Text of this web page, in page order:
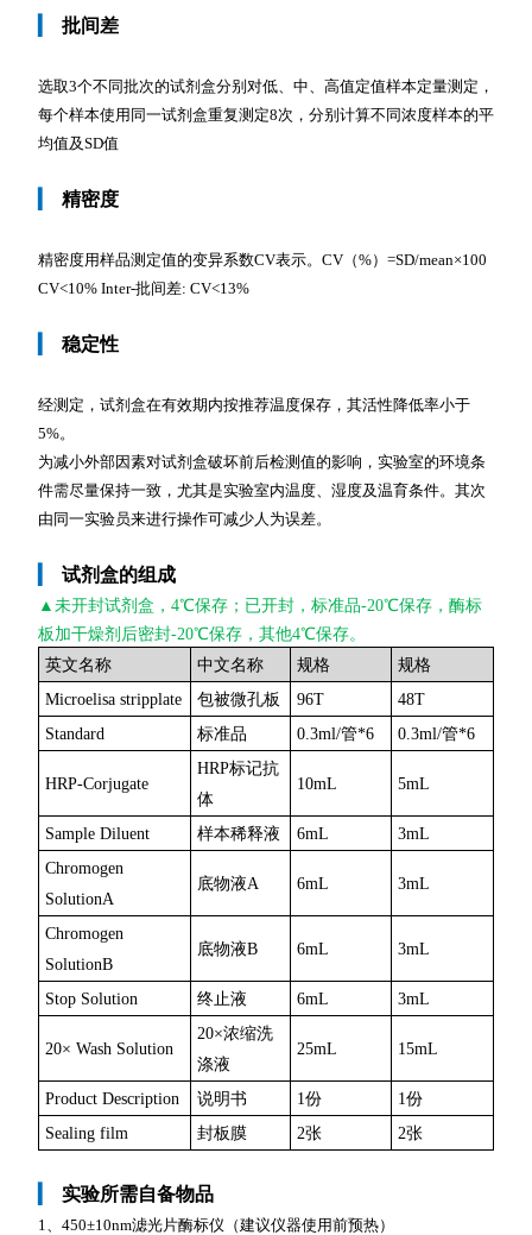
批间差
选取3个不同批次的试剂盒分别对低、中、高值定值样本定量测定，
每个样本使用同一试剂盒重复测定8次，分别计算不同浓度样本的平
均值及SD值
精密度
精密度用样品测定值的变异系数CV表示。CV（%）=SD/mean×100
CV<10% Inter-批间差: CV<13%
稳定性
经测定，试剂盒在有效期内按推荐温度保存，其活性降低率小于
5%。
为减小外部因素对试剂盒破坏前后检测值的影响，实验室的环境条
件需尽量保持一致，尤其是实验室内温度、湿度及温育条件。其次
由同一实验员来进行操作可减少人为误差。
试剂盒的组成
▲未开封试剂盒，4℃保存；已开封，标准品-20℃保存，酶标
板加干燥剂后密封-20℃保存，其他4℃保存。
英文名称
中文名称 规格
规格
Microelisa stripplate
包被微孔板 96T
48T
Standard
标准品 0.3ml/管*6 0.3ml/管*6
HRP-Corjugate
HRP标记抗
体
10mL 5mL
Sample Diluent 样本稀释液 6mL
3mL
Chromogen
SolutionA
底物液A 6mL 3mL
Chromogen
SolutionB
底物液B 6mL 3mL
Stop Solution 终止液 6mL 3mL
20× Wash Solution
20×浓缩洗
涤液
25mL 15mL
Product Description 说明书 1份
1份
Sealing film
封板膜 2张 2张
实验所需自备物品
1、450±10nm滤光片酶标仪（建议仪器使用前预热）